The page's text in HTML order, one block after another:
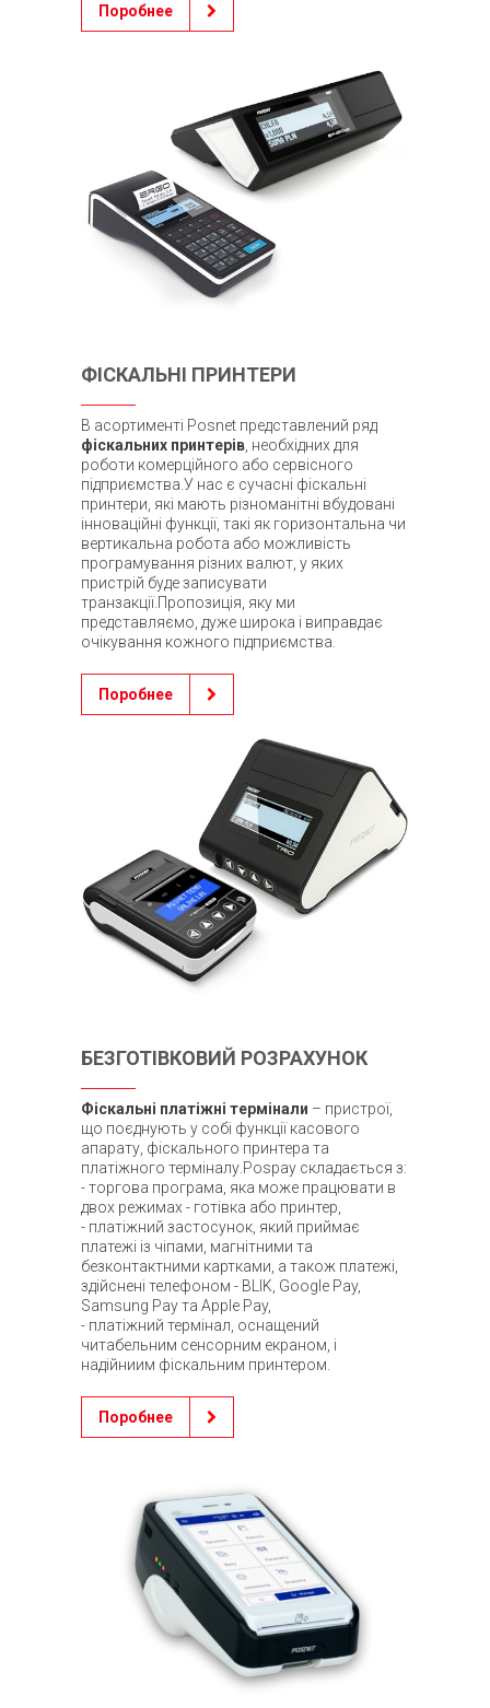
Поробнее
ФІСКАЛЬНІ ПРИНТЕРИ
В асортименті Posnet представлений ряд
фіскальних принтерів , необхідних для
роботи комерційного або сервісного
підприємства.У нас є сучасні фіскальні
принтери, які мають різноманітні вбудовані
інноваційні функції, такі як горизонтальна чи
вертикальна робота або можливість
програмування різних валют, у яких
пристрій буде записувати
транзакції.Пропозиція, яку ми
представляємо, дуже широка і виправдає
очікування кожного підприємства.
Поробнее
БЕЗГОТІВКОВИЙ РОЗРАХУНОК
Фіскальні платіжні термінали – пристрої,
що поєднують у собі функції касового
апарату, фіскального принтера та
платіжного терміналу.Pospay складається з:
- торгова програма, яка може працювати в
двох режимах - готівка або принтер,
- платіжний застосунок, який приймає
платежі із чіпами, магнітними та
безконтактними картками, а також платежі,
здійснені телефоном - BLIK, Google Pay,
Samsung Pay та Apple Pay,
- платіжний термінал, оснащений
читабельним сенсорним екраном, і
надійниим фіскальним принтером.
Поробнее